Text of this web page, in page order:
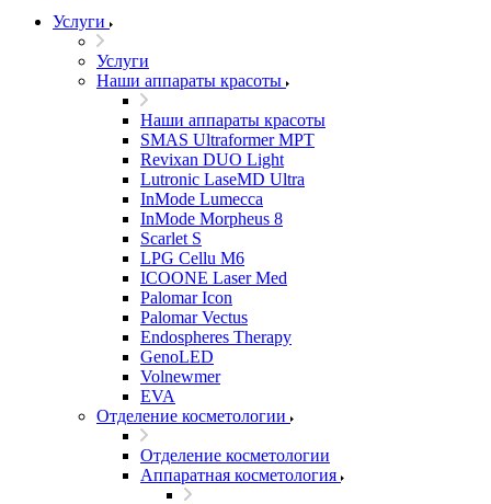
Услуги
Услуги
Наши аппараты красоты
Наши аппараты красоты
SMAS Ultraformer MPT
Revixan DUO Light
Lutronic LaseMD Ultra
InMode Lumecca
InMode Morpheus 8
Scarlet S
LPG Cellu M6
ICOONE Laser Med
Palomar Icon
Palomar Vectus
Endospheres Therapy
GenoLED
Volnewmer
EVA
Отделение косметологии
Отделение косметологии
Аппаратная косметология